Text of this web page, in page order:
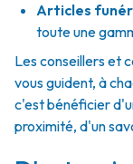
Articles
toute une
Les conseillers et
vous guident, à
c'est bénéficier
proximité, d'un